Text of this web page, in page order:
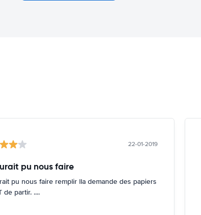
22-01-2019
pu nous faire
pu nous faire remplir lla demande des papiers
de partir. ....